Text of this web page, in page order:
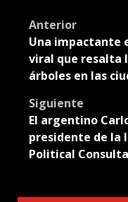
Post
Anterior
Una impactante
viral que resalta
árboles en las
Siguiente
El argentino
presidente de la
Political